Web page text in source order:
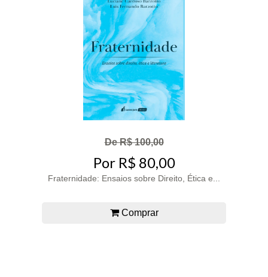
De R$ 100,00
Por R$ 80,00
Fraternidade: Ensaios sobre Direito, Ética e...
Comprar